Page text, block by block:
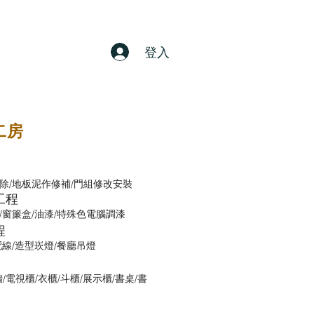
登入
房
/地板泥作修補/門組修改安裝
簾盒/油漆/特殊色電腦調漆
程
/造型崁燈/餐廳吊燈
電視櫃/衣櫃/斗櫃/展示櫃/書桌/書